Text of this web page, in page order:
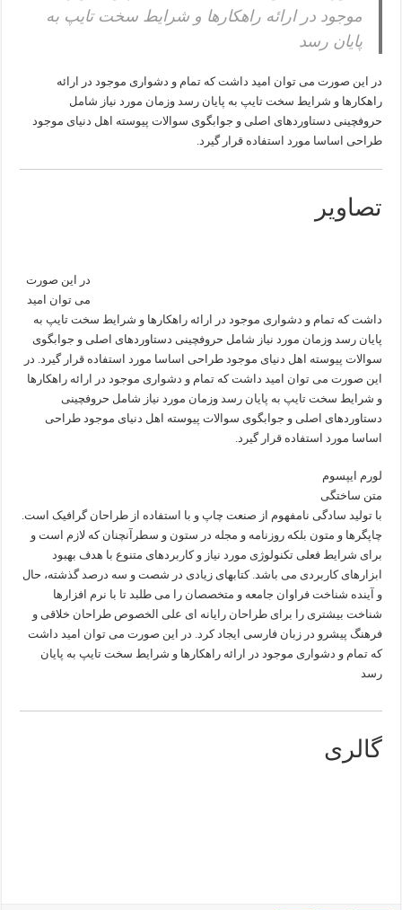
موجود در ارائه راهکارها و شرایط سخت تایپ به
پایان رسد
در این صورت می توان امید داشت که تمام و دشواری موجود در ارائه
راهکارها و شرایط سخت تایپ به پایان رسد وزمان مورد نیاز شامل
حروفچینی دستاوردهای اصلی و جوابگوی سوالات پیوسته اهل دنیای موجود
طراحی اساسا مورد استفاده قرار گیرد.
تصاویر
در این صورت
می توان امید
داشت که تمام و دشواری موجود در ارائه راهکارها و شرایط سخت تایپ به
پایان رسد وزمان مورد نیاز شامل حروفچینی دستاوردهای اصلی و جوابگوی
سوالات پیوسته اهل دنیای موجود طراحی اساسا مورد استفاده قرار گیرد. در
این صورت می توان امید داشت که تمام و دشواری موجود در ارائه راهکارها
و شرایط سخت تایپ به پایان رسد وزمان مورد نیاز شامل حروفچینی
دستاوردهای اصلی و جوابگوی سوالات پیوسته اهل دنیای موجود طراحی
اساسا مورد استفاده قرار گیرد.
لورم ایپسوم
متن ساختگی
با تولید سادگی نامفهوم از صنعت چاپ و با استفاده از طراحان گرافیک است.
چاپگرها و متون بلکه روزنامه و مجله در ستون و سطرآنچنان که لازم است و
برای شرایط فعلی تکنولوژی مورد نیاز و کاربردهای متنوع با هدف بهبود
ابزارهای کاربردی می باشد. کتابهای زیادی در شصت و سه درصد گذشته، حال
و آینده شناخت فراوان جامعه و متخصصان را می طلبد تا با نرم افزارها
شناخت بیشتری را برای طراحان رایانه ای علی الخصوص طراحان خلاقی و
فرهنگ پیشرو در زبان فارسی ایجاد کرد. در این صورت می توان امید داشت
که تمام و دشواری موجود در ارائه راهکارها و شرایط سخت تایپ به پایان
رسد
گالری